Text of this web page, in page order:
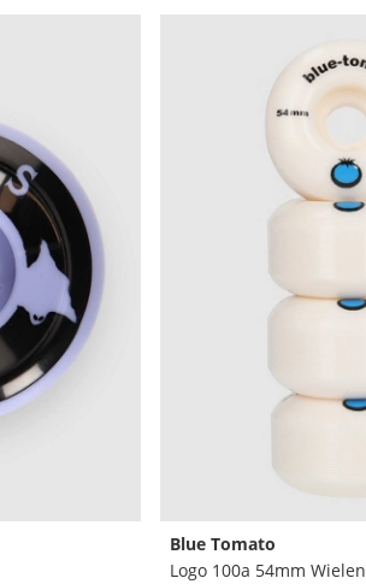
Blue Tomato
Logo 100a 54mm Wielen